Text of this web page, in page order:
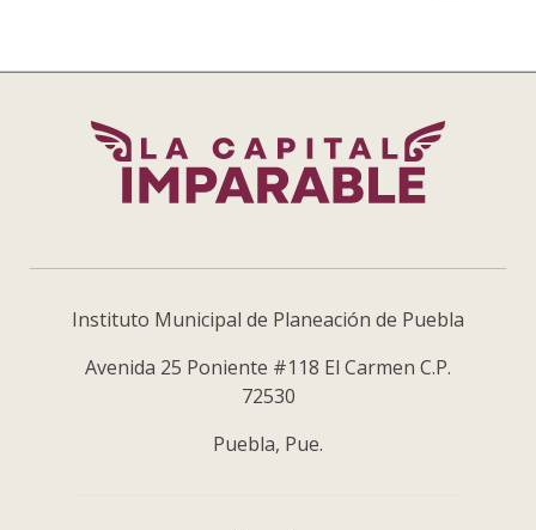
Instituto Municipal de Planeación de Puebla
Avenida 25 Poniente #118 El Carmen C.P.
72530
Puebla, Pue.